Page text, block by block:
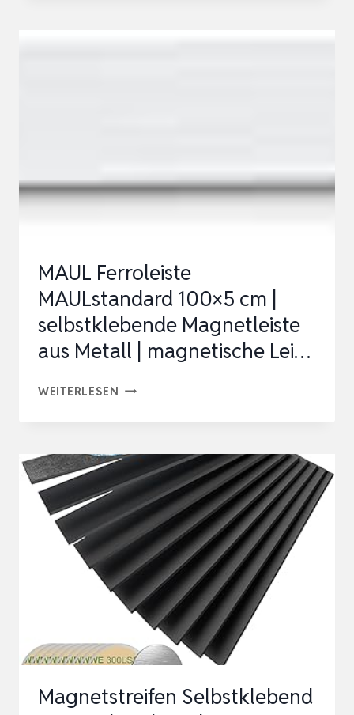
X
2.2MM
ZUM
KLEBEN…
MAUL Ferroleiste
MAULstandard 100×5 cm |
selbstklebende Magnetleiste
aus Metall | magnetische Lei…
WEITERLESEN MAUL
100×5
CM
|
SELBSTKLEBENDE
MAGNETLEISTE
AUS
METALL
MAGNETISCHE
Magnetstreifen Selbstklebend